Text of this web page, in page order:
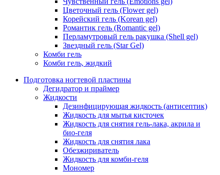
Цветочный гель (Flower gel)
Корейский гель (Korean gel)
Романтик гель (Romantic gel)
Перламутровый гель ракушка (Shell gel)
Звездный гель (Star Gel)
Комби гель
Комби гель, жидкий
Подготовка ногтевой пластины
Дегидратор и праймер
Жидкости
Дезинфицирующая жидкость (антисептик)
Жидкость для мытья кисточек
Жидкость для снятия гель-лака, акрила и
био-геля
Жидкость для снятия лака
Обезжириватель
Жидкость для комби-геля
Мономер